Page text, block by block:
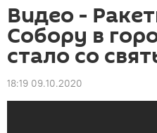
Видео -
Собору в
стало со
18:19 09.10.2020